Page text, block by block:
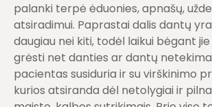
palanki terpė ėduonies, apnašų,
atsiradimui. Paprastai dalis dantų
daugiau nei kiti, todėl laikui bėgant jie
grėsti net danties ar dantų
pacientas susiduria ir su virškinimo
kurios atsiranda dėl netolygiai ir